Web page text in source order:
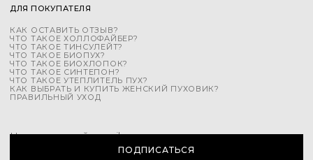
ДЛЯ ПОКУПАТЕЛЯ
КАК ОСТАВИТЬ ОТЗЫВ?
ЧТО ТАКОЕ ХОЛЛОФАЙБЕР?
ЧТО ТАКОЕ ТИНСУЛЕЙТ?
ЧТО ТАКОЕ БИОПУХ?
ЧТО ТАКОЕ БИОХЛОПОК?
ЧТО ТАКОЕ СИНТЕПОН?
ЧТО ТАКОЕ УТЕПЛИТЕЛЬ ПУХ?
КАК ВЫБРАТЬ И КУПИТЬ ЖЕНСКИЙ ПУХОВИК?
ПРАВИЛЬНЫЙ УХОД
Напишите свой e-mail
ПОДПИСАТЬСЯ